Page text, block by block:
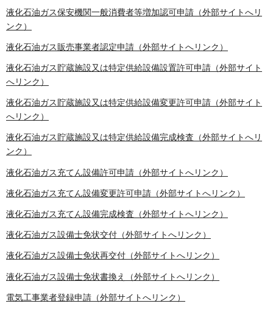
液化石油ガス保安機関一般消費者等増加認可申請（外部サイトへリ
ンク）
液化石油ガス販売事業者認定申請（外部サイトへリンク）
液化石油ガス貯蔵施設又は特定供給設備設置許可申請（外部サイト
へリンク）
液化石油ガス貯蔵施設又は特定供給設備変更許可申請（外部サイト
へリンク）
液化石油ガス貯蔵施設又は特定供給設備完成検査（外部サイトへリ
ンク）
液化石油ガス充てん設備許可申請（外部サイトへリンク）
液化石油ガス充てん設備変更許可申請（外部サイトへリンク）
液化石油ガス充てん設備完成検査（外部サイトへリンク）
液化石油ガス設備士免状交付（外部サイトへリンク）
液化石油ガス設備士免状再交付（外部サイトへリンク）
液化石油ガス設備士免状書換え（外部サイトへリンク）
電気工事業者登録申請（外部サイトへリンク）